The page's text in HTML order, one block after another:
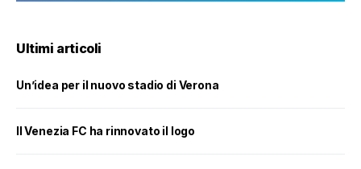
Ultimi articoli
Un’idea per il nuovo stadio di Verona
Il Venezia FC ha rinnovato il logo